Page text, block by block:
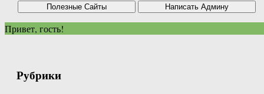
Привет, гость!
Рубрики